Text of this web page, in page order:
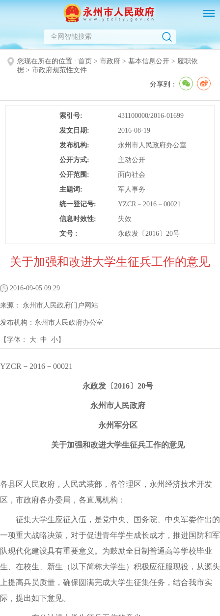
您现在所在的位置 : 首页 > 市政府 > 基本信息公开 > 履职依
据 > 市政府规范性文件
分享到：
索引号:
431100000/2016-01699
发文日期:
2016-08-19
发布机构:
永州市人民政府办公室
公开方式:
主动公开
公开范围:
面向社会
主题词:
军人事务
统一登记号:
YZCR－2016－00021
信息时效性:
失效
文号 :
永政发〔2016〕20号
关于加强和改进大学生征兵工作的意见
2016-09-05 09:29
来源： 永州市人民政府门户网站
发布机构： 永州市人民政府办公室
【字体： 大 中 小】
YZCR－2016－00021
永政发〔2016〕20号
永州市人民政府
永州军分区
关于加强和改进大学生征兵工作的意见
各县区人民政府，人民武装部，各管理区，永州经济技术开发
区，市政府各办委局，各直属机构：
征集大学生应征入伍，是党中央、国务院、中央军委作出的
一项重大战略决策，对于促进青年学生成长成才，推进国防和军
队现代化建设具有重要意义。为鼓励全日制普通高等学校毕业
生、在校生、新生（以下简称大学生）积极应征服现役，从源头
上提高兵员质量，确保圆满完成大学生征集任务，结合我市实
际，提出如下意见。